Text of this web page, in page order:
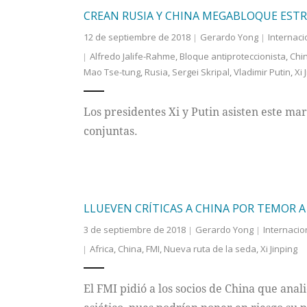
CREAN RUSIA Y CHINA MEGABLOQUE
12 de septiembre de 2018 Gerardo Yong
Alfredo Jalife-Rahme, Bloque antiproteccionista,
Mao Tse-tung, Rusia, Sergei Skripal,Vladimir Putin,Xi
Los presidentes Xi y Putin asisten este
conjuntas.
LLUEVEN CRÍTICAS A CHINA POR TEMOR
3 de septiembre de 2018 Gerardo Yong
Africa, China, FMI, Nueva ruta de la seda,Xi Jinping
El FMI pidió a los socios de China que